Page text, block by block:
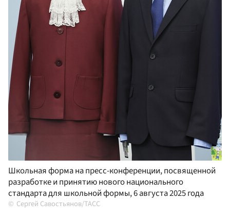
Школьная форма на пресс-конференции, посвященной
разработке и принятию нового национального
стандарта для школьной формы, 6 августа 2025 года
Сергей Савостьянов/ТАСС